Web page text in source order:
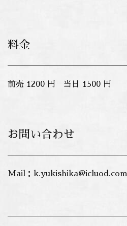
料金
前売 1200 円 当日 1500 円
お問い合わせ
Mail：k.yukishika@icluod.com